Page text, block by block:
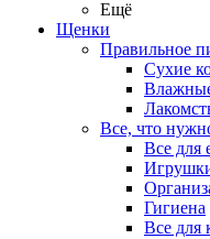
Ещё
Щенки
Правильное
Сухие
Все, что
Все для
Гигиена
Все для